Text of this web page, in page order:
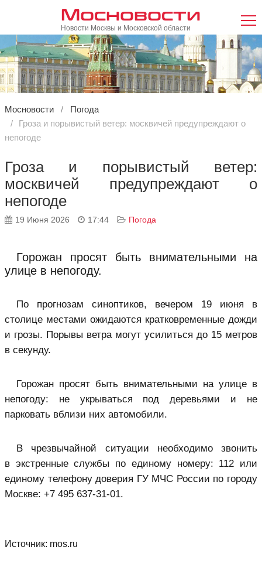
Мосновости
Новости Москвы и Московской области
Мосновости
Погода
Гроза и порывистый ветер: москвичей предупреждают о
непогоде
Гроза и порывистый ветер:
москвичей предупреждают о
непогоде
19 Июня 2026 17:44 Погода
Горожан просят быть внимательными на
улице в непогоду.
По прогнозам синоптиков, вечером 19 июня в
столице местами ожидаются кратковременные дожди
и грозы. Порывы ветра могут усилиться до 15 метров
в секунду.
Горожан просят быть внимательными на улице в
непогоду: не укрываться под деревьями и не
парковать вблизи них автомобили.
В чрезвычайной ситуации необходимо звонить
в экстренные службы по единому номеру: 112 или
единому телефону доверия ГУ МЧС России по городу
Москве: +7 495 637⁠-31⁠-01.
Источник: mos.ru